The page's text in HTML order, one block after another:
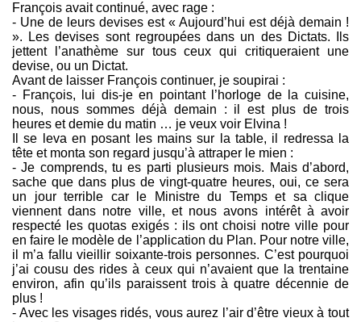
François avait continué, avec rage :
- Une de leurs devises est « Aujourd’hui est déjà demain !
». Les devises sont regroupées dans un des Dictats. Ils
jettent l’anathème sur tous ceux qui critiqueraient une
devise, ou un Dictat.
Avant de laisser François continuer, je soupirai :
- François, lui dis-je en pointant l’horloge de la cuisine,
nous, nous sommes déjà demain : il est plus de trois
heures et demie du matin … je veux voir Elvina !
Il se leva en posant les mains sur la table, il redressa la
tête et monta son regard jusqu’à attraper le mien :
- Je comprends, tu es parti plusieurs mois. Mais d’abord,
sache que dans plus de vingt-quatre heures, oui, ce sera
un jour terrible car le Ministre du Temps et sa clique
viennent dans notre ville, et nous avons intérêt à avoir
respecté les quotas exigés : ils ont choisi notre ville pour
en faire le modèle de l’application du Plan. Pour notre ville,
il m’a fallu vieillir soixante-trois personnes. C’est pourquoi
j’ai cousu des rides à ceux qui n’avaient que la trentaine
environ, afin qu’ils paraissent trois à quatre décennie de
plus !
- Avec les visages ridés, vous aurez l’air d’être vieux à tout